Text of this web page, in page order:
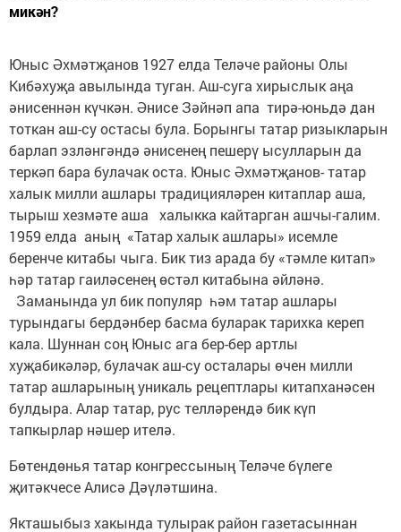
микән?
Юныс Әхмәтҗанов 1927 елда Теләче районы Олы
Кибәхуҗа авылында туган. Аш-суга хирыслык аңа
әнисеннән күчкән. Әнисе Зәйнәп апа тирә-юньдә дан
тоткан аш-су остасы була. Борынгы татар ризыкларын
барлап эзләнгәндә әнисенең пешерү ысулларын да
теркәп бара булачак оста. Юныс Әхмәтҗанов- татар
халык милли ашлары традицияләрен китаплар аша,
тырыш хезмәте аша халыкка кайтарган ашчы-галим.
1959 елда аның «Татар халык ашлары» исемле
беренче китабы чыга. Бик тиз арада бу «тәмле китап»
һәр татар гаиләсенең өстәл китабына әйләнә.
Заманында ул бик популяр һәм татар ашлары
турындагы бердәнбер басма буларак тарихка кереп
кала. Шуннан соң Юныс ага бер-бер артлы
хуҗабикәләр, булачак аш-су осталары өчен милли
татар ашларының уникаль рецептлары китапханәсен
булдыра. Алар татар, рус телләрендә бик күп
тапкырлар нәшер ителә.
Бөтендөнья татар конгрессының Теләче бүлеге
җитәкчесе Алисә Дәүләтшина.
Якташыбыз хакында тулырак район газетасыннан